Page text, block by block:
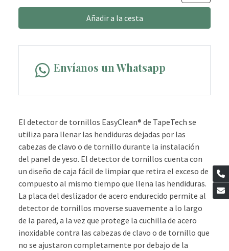
Añadir a la cesta
Envíanos un Whatsapp
El detector de tornillos EasyClean® de TapeTech se
utiliza para llenar las hendiduras dejadas por las
cabezas de clavo o de tornillo durante la instalación
del panel de yeso. El detector de tornillos cuenta con
un diseño de caja fácil de limpiar que retira el exceso de
compuesto al mismo tiempo que llena las hendiduras.
La placa del deslizador de acero endurecido permite al
detector de tornillos moverse suavemente a lo largo
de la pared, a la vez que protege la cuchilla de acero
inoxidable contra las cabezas de clavo o de tornillo que
no se ajustaron completamente por debajo de la